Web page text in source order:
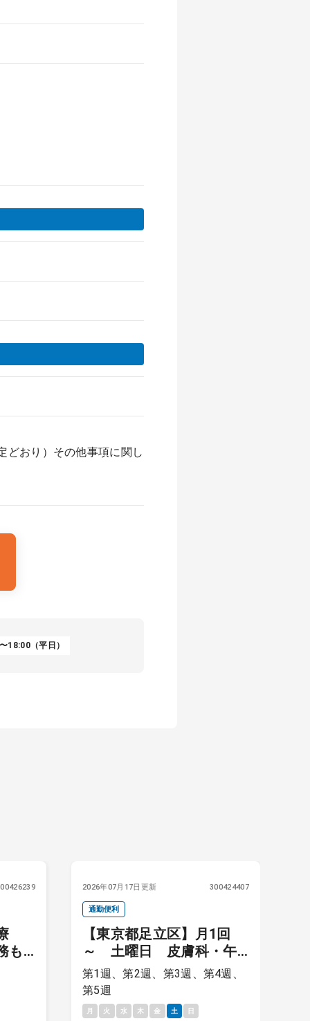
どおり）その他事項に関し
18:00（平日）
も
2026年07月17日更新 300424407
通勤便利
【東京都足立区】月1回
～ 土曜日 皮膚科・午
前外来 受付患者終了次
第退勤可
第1週、第2週、第3週、第4週、
第5週
月 火 水 木 金 土 日